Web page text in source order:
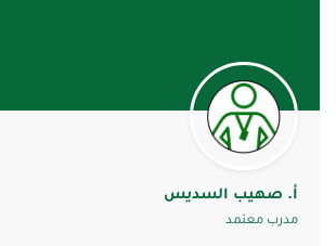
أ. صهيب السديس
مدرب معتمد